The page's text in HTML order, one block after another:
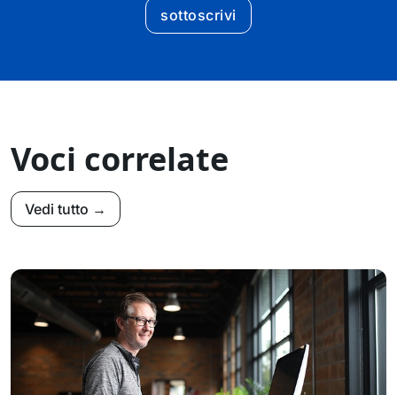
sottoscrivi
Voci correlate
Vedi tutto →